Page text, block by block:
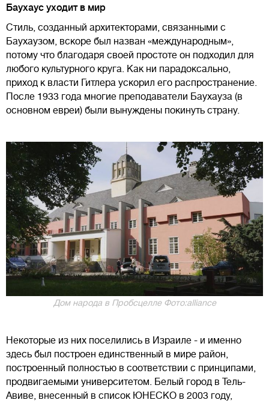
Баухаус уходит в мир
Стиль, созданный архитекторами, связанными с
Баухаузом, вскоре был назван «международным»,
потому что благодаря своей простоте он подходил для
любого культурного круга. Как ни парадоксально,
приход к власти Гитлера ускорил его распространение.
После 1933 года многие преподаватели Баухауза (в
основном евреи) были вынуждены покинуть страну.
Дом народа в Пробсцелле Фото:alliance
Некоторые из них поселились в Израиле - и именно
здесь был построен единственный в мире район,
построенный полностью в соответствии с принципами,
продвигаемыми университетом. Белый город в Тель-
Авиве, внесенный в список ЮНЕСКО в 2003 году,